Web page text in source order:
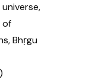
of
Bhṛgu